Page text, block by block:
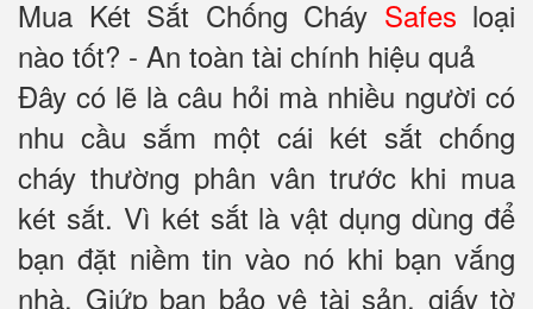
Mua Két Sắt Chống Cháy Safes loại
nào tốt? - An toàn tài chính hiệu quả
Đây có lẽ là câu hỏi mà nhiều người có
nhu cầu sắm một cái két sắt chống
cháy thường phân vân trước khi mua
két sắt. Vì két sắt là vật dụng dùng để
bạn đặt niềm tin vào nó khi bạn vắng
nhà. Giứp bạn bảo vệ tài sản, giấy tờ